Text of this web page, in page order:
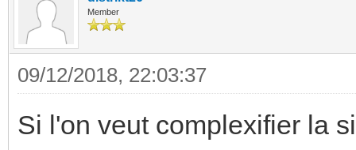
Member
09/12/2018, 22:03:37
Si l'on veut complexifier la